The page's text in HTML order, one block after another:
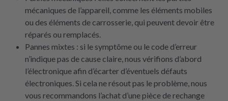
mécaniques de l’appareil, comme les éléments mobiles
ou des éléments de carrosserie, qui peuvent devoir être
réparés ou remplacés.
Pannes mixtes : si le symptôme ou le code d’erreur
n’indique pas de cause claire, nous vérifions d’abord
l’électronique afin d’écarter d’éventuels défauts
électroniques. Si cela ne résout pas le problème, nous
vous recommandons l’achat d’une pièce de rechange